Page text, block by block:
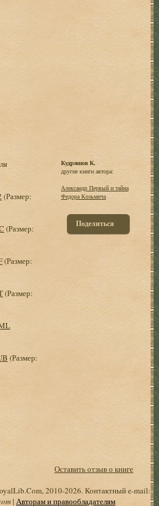
(Размер:
(Размер:
(Размер:
(Размер:
(Размер:
Кудряшов К.
другие книги автора:
Александр Первый и тайна
Федора Козьмича
Поделиться
Оставить отзыв о книге
2010-2026. Контактный e-mail:
| Авторам и правообладателям